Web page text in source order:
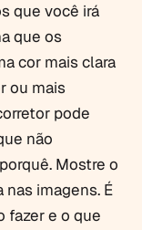
que você irá
que os
cor mais clara
ou mais
pode
não
Mostre o
imagens. É
fazer e o que